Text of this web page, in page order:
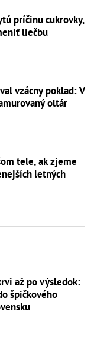
príčinu cukrovky,
liečbu
vzácny poklad: V
oltár
tele, ak zjeme
letných
až po výsledok:
špičkového